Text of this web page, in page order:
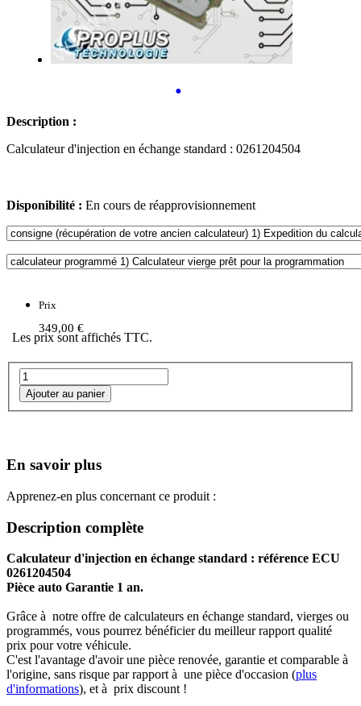
•
Description :
Calculateur d'injection en échange standard : 0261204504
Disponibilité : En cours de réapprovisionnement
Prix
349,00 €
Les prix sont affichés TTC.
En savoir plus
Apprenez-en plus concernant ce produit :
Description complète
Calculateur d'injection en échange standard : référence ECU
0261204504
Pièce auto Garantie 1 an.
Grâce à notre offre de calculateurs en échange standard, vierges ou
programmés, vous pourrez bénéficier du meilleur rapport qualité
prix pour votre véhicule.
C'est l'avantage d'avoir une pièce renovée, garantie et comparable à
l'origine, sans risque par rapport à une pièce d'occasion (plus
d'informations), et à prix discount !